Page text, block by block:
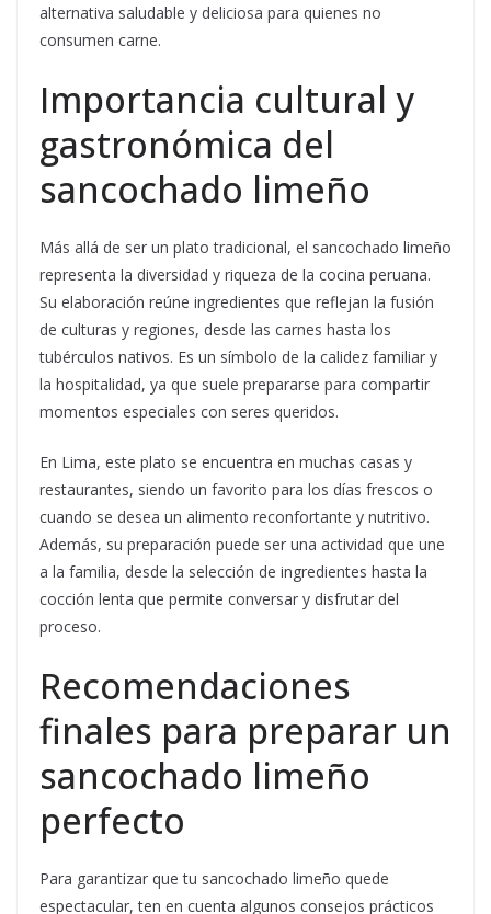
alternativa saludable y deliciosa para quienes no
consumen carne.
Importancia cultural y
gastronómica del
sancochado limeño
Más allá de ser un plato tradicional, el sancochado limeño
representa la diversidad y riqueza de la cocina peruana.
Su elaboración reúne ingredientes que reflejan la fusión
de culturas y regiones, desde las carnes hasta los
tubérculos nativos. Es un símbolo de la calidez familiar y
la hospitalidad, ya que suele prepararse para compartir
momentos especiales con seres queridos.
En Lima, este plato se encuentra en muchas casas y
restaurantes, siendo un favorito para los días frescos o
cuando se desea un alimento reconfortante y nutritivo.
Además, su preparación puede ser una actividad que une
a la familia, desde la selección de ingredientes hasta la
cocción lenta que permite conversar y disfrutar del
proceso.
Recomendaciones
finales para preparar un
sancochado limeño
perfecto
Para garantizar que tu sancochado limeño quede
espectacular, ten en cuenta algunos consejos prácticos